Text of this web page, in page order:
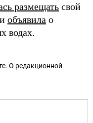
размещать свой
объявила о
водах.
О редакционной